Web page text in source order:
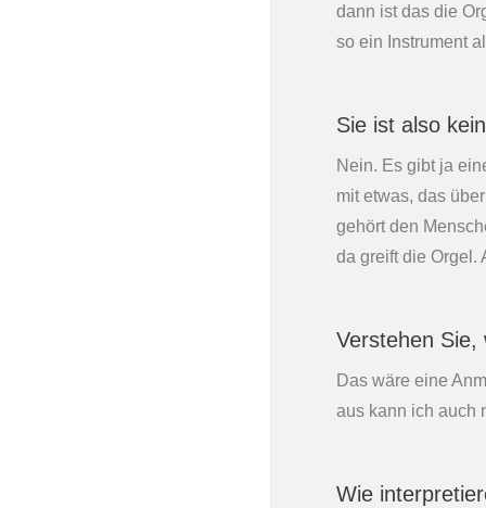
dann ist das die
so ein Instrument
Sie ist also
Nein. Es gibt ja
mit etwas, das
gehört den
da greift die Orgel.
Verstehen Sie,
Das wäre eine
aus kann ich auch
Wie